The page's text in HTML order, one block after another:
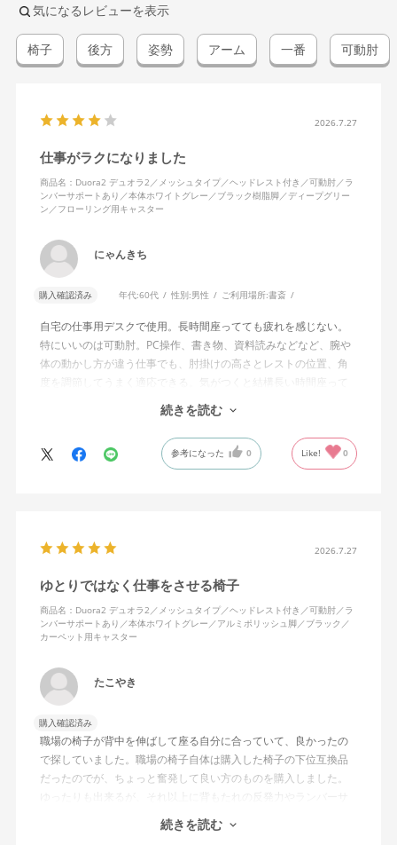
気になるレビューを表示
椅子 後方 姿勢 アーム 一番 可動肘
2026.7.27
仕事がラクになりました
商品名：Duora2 デュオラ2／メッシュタイプ／ヘッドレスト付き／可動肘／ラ
ンバーサポートあり／本体ホワイトグレー／ブラック樹脂脚／ディープグリー
ン／フローリング用キャスター
にゃんきち
購入確認済み 年代:60代 性別:男性 ご利用場所:書斎
自宅の仕事用デスクで使用。長時間座ってても疲れを感じない。
特にいいのは可動肘。PC操作、書き物、資料読みなどなど、腕や
体の動かし方が違う仕事でも、肘掛けの高さとレストの位置、角
度を調節してうまく適応できる。気がつくと結構長い時間座って
ランバーサポートは思ったよりやさしいサポート。従来使ってい
た骨盤サポートチェアよりも支える感じは緩やかだが、姿勢の崩
の夏の暑さを考えてメッシュを選んで正解。暑気が上がる2階の仕
ープグリーンも爽やかさを感じさせてGOOD。
シンプルで機能性の高いバランスのとれたチェア。背面とヘッド
レストにもたれかかるような使い方はまだあまりしていないが、
続きを読む
参考になった 0 Like! 0
2026.7.27
ゆとりではなく仕事をさせる椅子
商品名：Duora2 デュオラ2／メッシュタイプ／ヘッドレスト付き／可動肘／ラ
ンバーサポートあり／本体ホワイトグレー／アルミポリッシュ脚／ブラック／
カーペット用キャスター
たこやき
購入確認済み
職場の椅子が背中を伸ばして座る自分に合っていて、良かったの
で探していました。職場の椅子自体は購入した椅子の下位互換品
だったのでが、ちょっと奮発して良い方のものを購入しました。
ゆったりも出来るが、それ以上に背もたれの反発力やランバーサ
ポートを突き出したり出来るので、モニターに向かわす方にも力
が入っていて仕事をするにはすごく良い椅子でした。
続きを読む